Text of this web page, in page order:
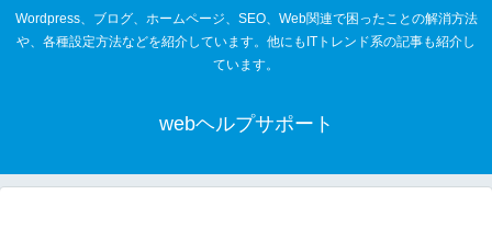
Wordpress、ブログ、ホームページ、SEO、Web関連で困ったことの解消方法
や、各種設定方法などを紹介しています。他にもITトレンド系の記事も紹介し
ています。
webヘルプサポート